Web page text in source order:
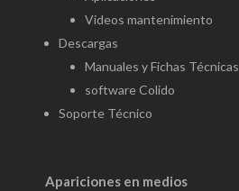
Videos mantenimiento
Descargas
Manuales y Fichas Técnicas
software Colido
Soporte Técnico
Apariciones en medios